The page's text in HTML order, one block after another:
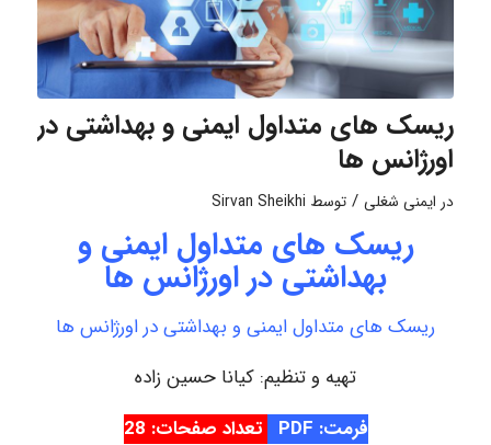
ریسک های متداول ایمنی و بهداشتی در
اورژانس ها
در ایمنی شغلی / توسط Sirvan Sheikhi
ریسک های متداول ایمنی و
بهداشتی در اورژانس ها
ریسک های متداول ایمنی و بهداشتی در اورژانس ها
تهیه و تنظیم: کیانا حسین زاده
فرمت: PDF
تعداد صفحات: 28